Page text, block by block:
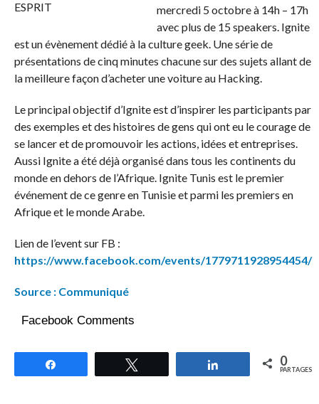
mercredi 5 octobre à 14h – 17h
avec plus de 15 speakers. Ignite
est un évènement dédié à la culture geek. Une série de
présentations de cinq minutes chacune sur des sujets allant de
la meilleure façon d’acheter une voiture au Hacking.
Le principal objectif d’Ignite est d’inspirer les participants par
des exemples et des histoires de gens qui ont eu le courage de
se lancer et de promouvoir les actions, idées et entreprises.
Aussi Ignite a été déjà organisé dans tous les continents du
monde en dehors de l’Afrique. Ignite Tunis est le premier
événement de ce genre en Tunisie et parmi les premiers en
Afrique et le monde Arabe.
Lien de l’event sur FB :
https://www.facebook.com/events/1779711928954454/
Source : Communiqué
Facebook Comments
Partagez 0
PARTAGES